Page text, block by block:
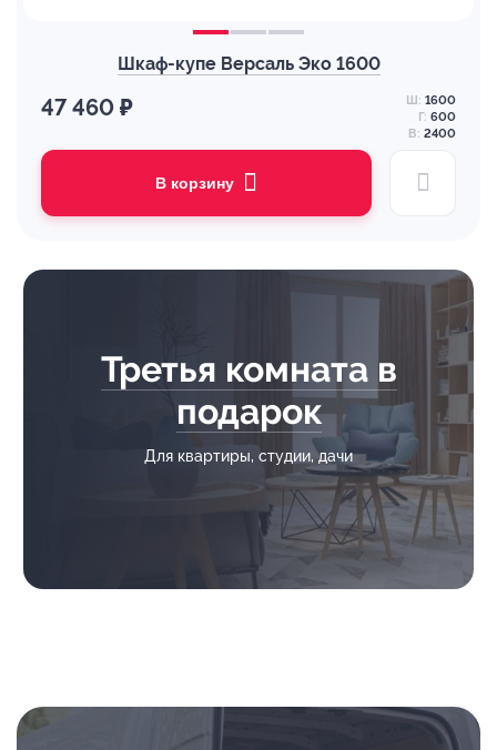
Шкаф-купе Версаль Эко 1600
47 460 ₽ Ш: 1600
Г: 600
В: 2400
В корзину
Третья комната в
подарок
Для квартиры, студии, дачи